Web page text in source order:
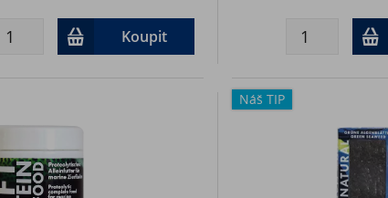
Koupit
Náš TIP